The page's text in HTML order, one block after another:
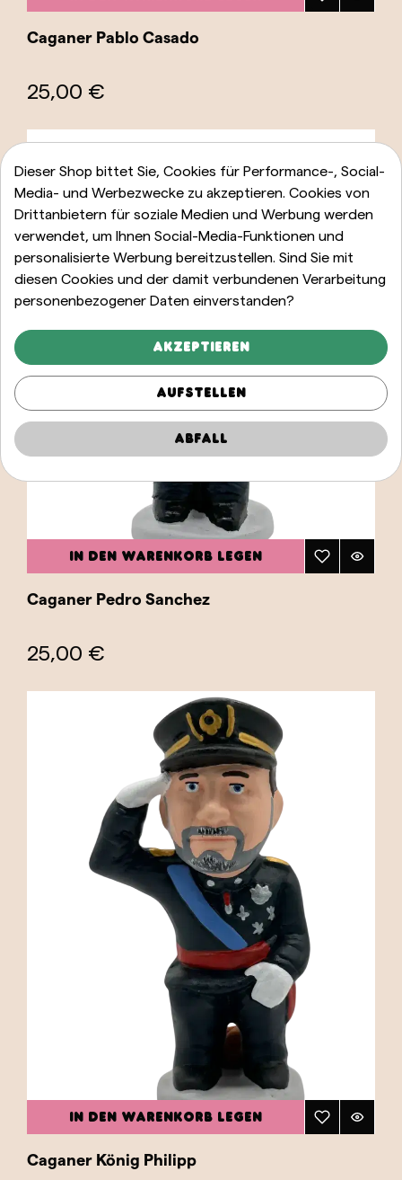
Caganer Pablo Casado
25,00 €
IN DEN WARENKORB LEGEN
Caganer Pedro Sanchez
25,00 €
IN DEN WARENKORB LEGEN
Caganer König Philipp
Dieser Shop bittet Sie, Cookies für Performance-, Social-
Media- und Werbezwecke zu akzeptieren. Cookies von
Drittanbietern für soziale Medien und Werbung werden
verwendet, um Ihnen Social-Media-Funktionen und
personalisierte Werbung bereitzustellen. Sind Sie mit
diesen Cookies und der damit verbundenen Verarbeitung
personenbezogener Daten einverstanden?
Akzeptieren
Aufstellen
Abfall